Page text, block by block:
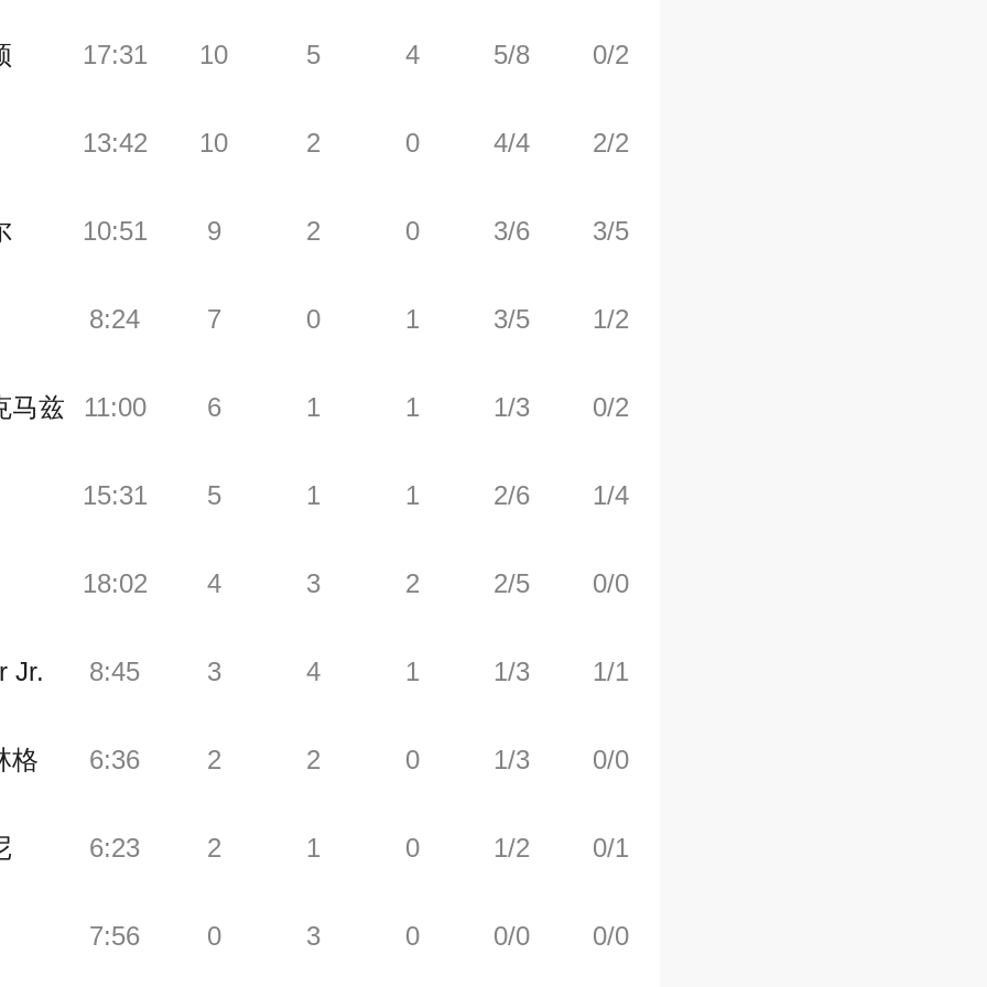
马兹
Jr.
格
17:31
13:42
10:51
8:24
11:00
15:31
18:02
8:45
6:36
6:23
7:56
10
10
9
7
6
5
4
3
2
2
0
5
2
2
0
1
1
3
4
2
1
3
4
0
0
1
1
1
2
1
0
0
0
5/8
4/4
3/6
3/5
1/3
2/6
2/5
1/3
1/3
1/2
0/0
0/2
2/2
3/5
1/2
0/2
1/4
0/0
1/1
0/0
0/1
0/0